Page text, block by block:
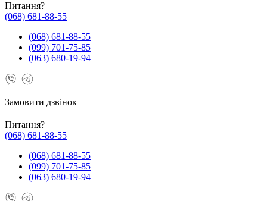
Питання?
(068) 681-88-55
(068) 681-88-55
(099) 701-75-85
(063) 680-19-94
Замовити дзвінок
Питання?
(068) 681-88-55
(068) 681-88-55
(099) 701-75-85
(063) 680-19-94